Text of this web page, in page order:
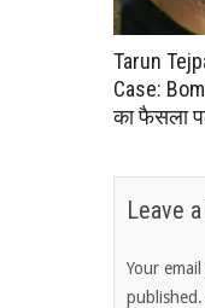
Tarun
Case:
का फैसला
Leave
Your
published.